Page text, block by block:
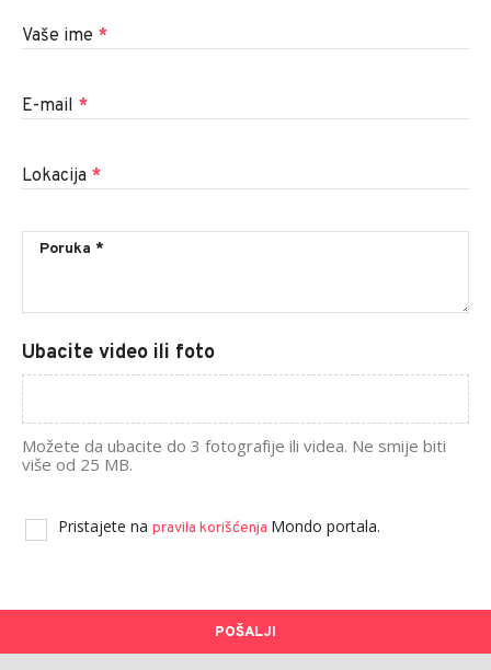
Vaše ime *
E-mail *
Lokacija *
Ubacite video ili foto
Možete da ubacite do 3 fotografije ili videa. Ne smije biti
više od 25 MB.
Pristajete na pravila korišćenja Mondo portala.
POŠALJI